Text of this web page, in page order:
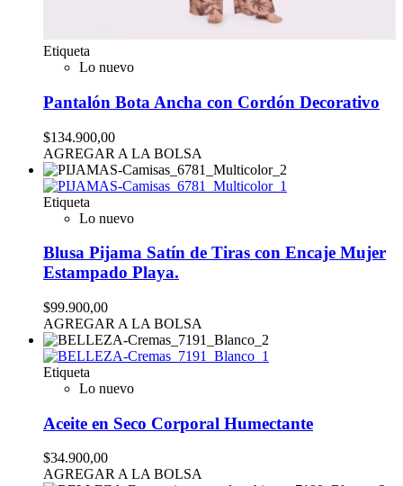
Etiqueta
Lo nuevo
Pantalón Bota Ancha con Cordón Decorativo
$134.900,00
AGREGAR A LA BOLSA
Etiqueta
Lo nuevo
Blusa Pijama Satín de Tiras con Encaje Mujer
Estampado Playa.
$99.900,00
AGREGAR A LA BOLSA
Etiqueta
Lo nuevo
Aceite en Seco Corporal Humectante
$34.900,00
AGREGAR A LA BOLSA